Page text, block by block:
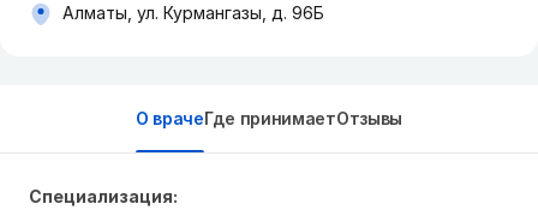
Алматы, ул. Курмангазы, д. 96Б
О врачеГде принимаетОтзывы
Специализация: